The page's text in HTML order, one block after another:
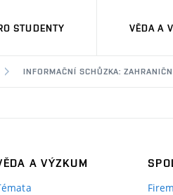
STUDENTY VĚDA A
INFORMAČNÍ SCHŮZKA:
A VÝZKUM